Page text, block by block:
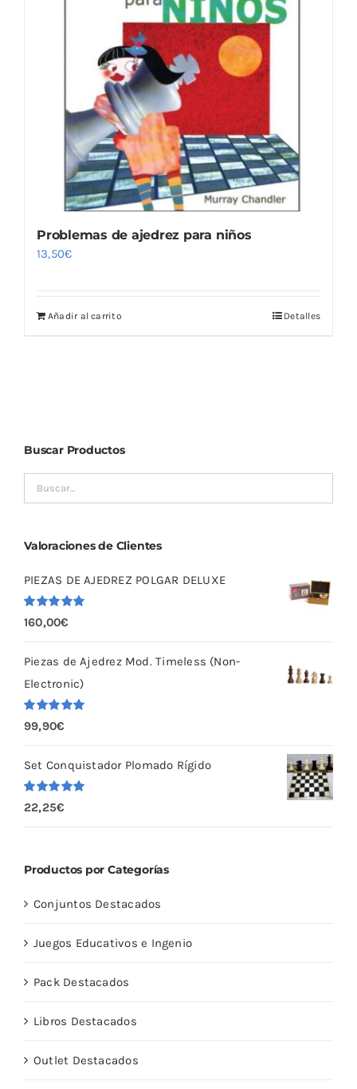
Problemas de ajedrez para niños
13,50€
Añadir al carrito Detalles
Buscar Productos
Valoraciones de Clientes
PIEZAS DE AJEDREZ POLGAR DELUXE
Valorado
con 5.00
160,00€
Piezas de Ajedrez Mod. Timeless (Non-
Electronic)
Valorado
con 5.00
99,90€
Set Conquistador Plomado Rígido
Valorado
con
5.00
22,25€
Productos por Categorías
Conjuntos Destacados
Juegos Educativos e Ingenio
Pack Destacados
Libros Destacados
Outlet Destacados